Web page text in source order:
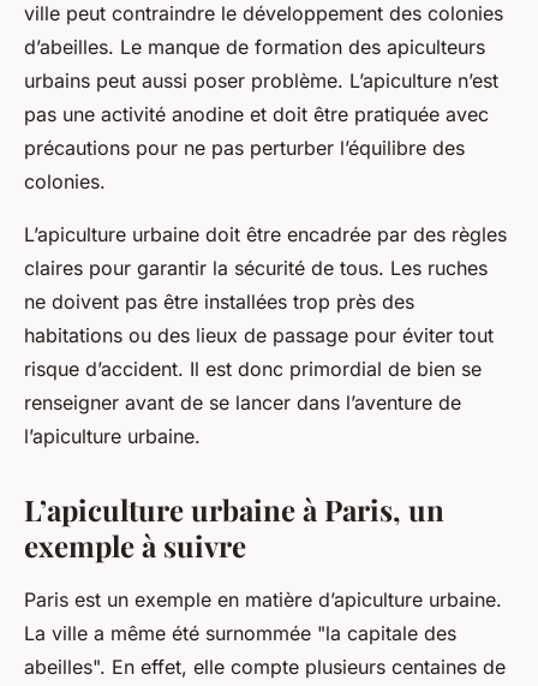
ville peut contraindre le développement des colonies
d’abeilles. Le manque de formation des apiculteurs
urbains peut aussi poser problème. L’apiculture n’est
pas une activité anodine et doit être pratiquée avec
précautions pour ne pas perturber l’équilibre des
colonies.
L’apiculture urbaine doit être encadrée par des règles
claires pour garantir la sécurité de tous. Les ruches
ne doivent pas être installées trop près des
habitations ou des lieux de passage pour éviter tout
risque d’accident. Il est donc primordial de bien se
renseigner avant de se lancer dans l’aventure de
l’apiculture urbaine.
L’apiculture urbaine à Paris, un
exemple à suivre
Paris est un exemple en matière d’apiculture urbaine.
La ville a même été surnommée "la capitale des
abeilles". En effet, elle compte plusieurs centaines de